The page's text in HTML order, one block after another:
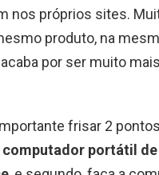
nos próprios sites.
produto, na
por ser muito
frisar 2
computador portátil